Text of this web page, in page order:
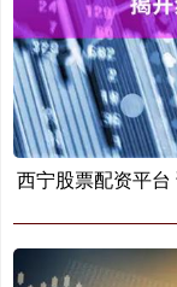
西宁股票配资平